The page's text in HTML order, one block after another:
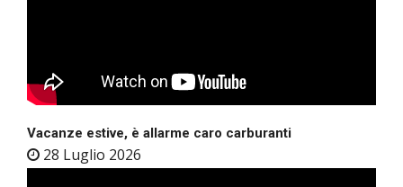
Vacanze estive, è allarme caro carburanti
28 Luglio 2026